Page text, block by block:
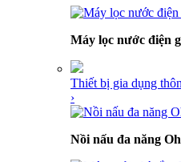
Máy lọc nước điện
Thiết bị gia dụng
›
Nồi nấu đa năng